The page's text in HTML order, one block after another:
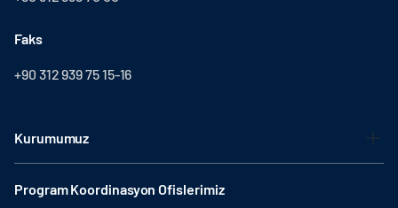
Faks
+90 312 939 75 15-16
Kurumumuz
Program Koordinasyon Ofislerimiz